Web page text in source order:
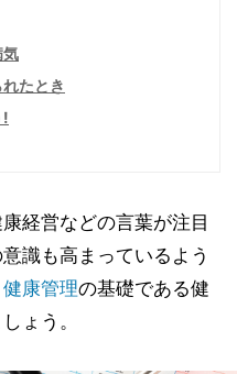
気
たとき
!
経営などの言葉が注目
識も高まっているよう
健康管理の基礎である健
ょう。